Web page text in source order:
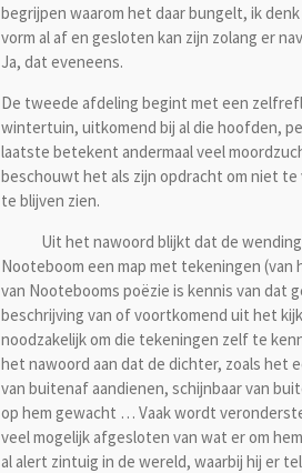
begrijpen waarom het daar bungelt, ik
vorm al af en gesloten kan zijn zolang er
Ja, dat eveneens.
De tweede afdeling begint met een
wintertuin, uitkomend bij al die hoofden,
laatste betekent andermaal veel
beschouwt het als zijn opdracht om niet
te blijven zien.
Uit het nawoord blijkt dat de wending
Nooteboom een map met tekeningen (van
van Nootebooms poëzie is kennis van dat
beschrijving van of voortkomend uit het
noodzakelijk om die tekeningen zelf te
het nawoord aan dat de dichter, zoals het
van buitenaf aandienen, schijnbaar van
op hem gewacht … Vaak wordt
veel mogelijk afgesloten van wat er om
al alert zintuig in de wereld, waarbij hij er